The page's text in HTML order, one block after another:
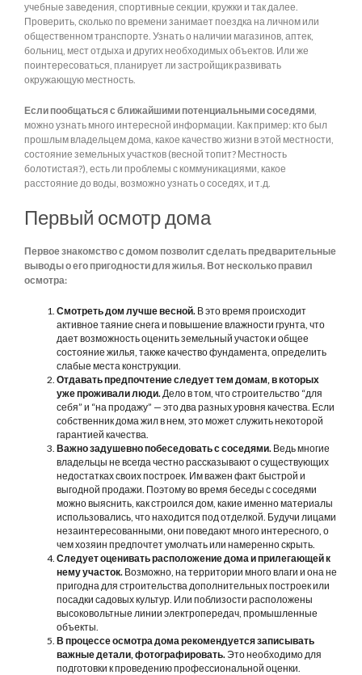
учебные заведения, спортивные секции, кружки и так далее.
Проверить, сколько по времени занимает поездка на личном или
общественном транспорте. Узнать о наличии магазинов, аптек,
больниц, мест отдыха и других необходимых объектов. Или же
поинтересоваться, планирует ли застройщик развивать
окружающую местность.
Если пообщаться с ближайшими потенциальными соседями,
можно узнать много интересной информации. Как пример: кто был
прошлым владельцем дома, какое качество жизни в этой местности,
состояние земельных участков (весной топит? Местность
болотистая?), есть ли проблемы с коммуникациями, какое
расстояние до воды, возможно узнать о соседях, и т.д.
Первый осмотр дома
Первое знакомство с домом позволит сделать предварительные
выводы о его пригодности для жилья. Вот несколько правил
осмотра:
Смотреть дом лучше весной. В это время происходит
активное таяние снега и повышение влажности грунта, что
дает возможность оценить земельный участок и общее
состояние жилья, также качество фундамента, определить
слабые места конструкции.
Отдавать предпочтение следует тем домам, в которых
уже проживали люди.Дело в том, что строительство “для
себя” и “на продажу” — это два разных уровня качества. Если
собственник дома жил в нем, это может служить некоторой
гарантией качества.
Важно задушевно побеседовать с соседями. Ведь многие
владельцы не всегда честно рассказывают о существующих
недостатках своих построек. Им важен факт быстрой и
выгодной продажи. Поэтому во время беседы с соседями
можно выяснить, как строился дом, какие именно материалы
использовались, что находится под отделкой. Будучи лицами
незаинтересованными, они поведают много интересного, о
чем хозяин предпочтет умолчать или намеренно скрыть.
Следует оценивать расположение дома и прилегающей к
нему участок. Возможно, на территории много влаги и она не
пригодна для строительства дополнительных построек или
посадки садовых культур. Или поблизости расположены
высоковольтные линии электропередач, промышленные
объекты.
В процессе осмотра дома рекомендуется записывать
важные детали, фотографировать.Это необходимо для
подготовки к проведению профессиональной оценки.